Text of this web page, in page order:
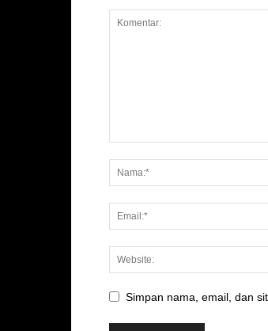
Simpan nama, email, dan